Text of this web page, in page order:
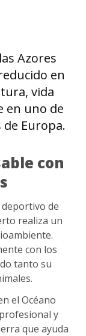
Azores
en
vida
en uno de
Europa.
con
de
realiza un
con los
tanto su
el Océano
y
que ayuda